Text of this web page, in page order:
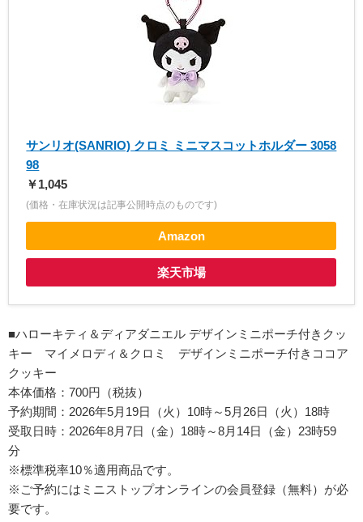
サンリオ(SANRIO) クロミ ミニマスコットホルダー 3058
98
￥1,045
(価格・在庫状況は記事公開時点のものです)
Amazon
楽天市場
■ハローキティ＆ディアダニエル デザインミニポーチ付きクッ
キー マイメロディ＆クロミ デザインミニポーチ付きココア
クッキー
本体価格：700円（税抜）
予約期間：2026年5月19日（火）10時～5月26日（火）18時
受取日時：2026年8月7日（金）18時～8月14日（金）23時59
分
※標準税率10％適用商品です。
※ご予約にはミニストップオンラインの会員登録（無料）が必
要です。